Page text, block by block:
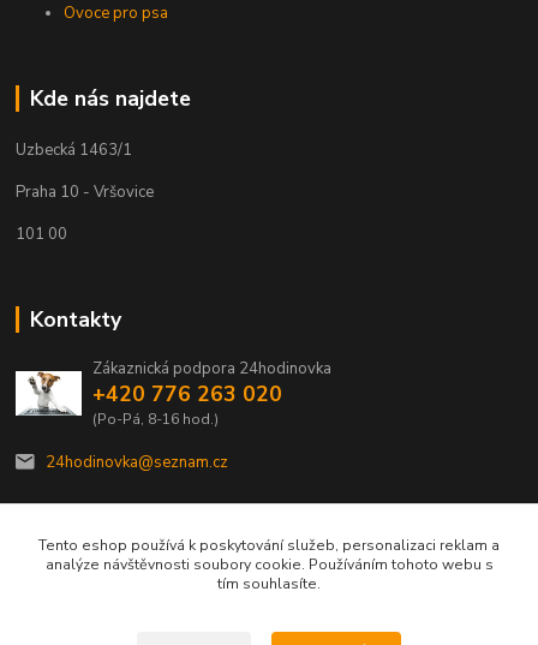
Ovoce pro psa
Kde nás najdete
Uzbecká 1463/1
Praha 10 - Vršovice
101 00
Kontakty
Zákaznická podpora 24hodinovka
+420 776 263 020
(Po-Pá, 8-16 hod.)
24hodinovka@seznam.cz
© 2012–2026 24hodinovka.cz | Spolehlivý partner chovatelů od roku 2012.
Tento eshop používá k poskytování služeb, personalizaci reklam a
analýze návštěvnosti soubory cookie. Používáním tohoto webu s
tím souhlasíte.